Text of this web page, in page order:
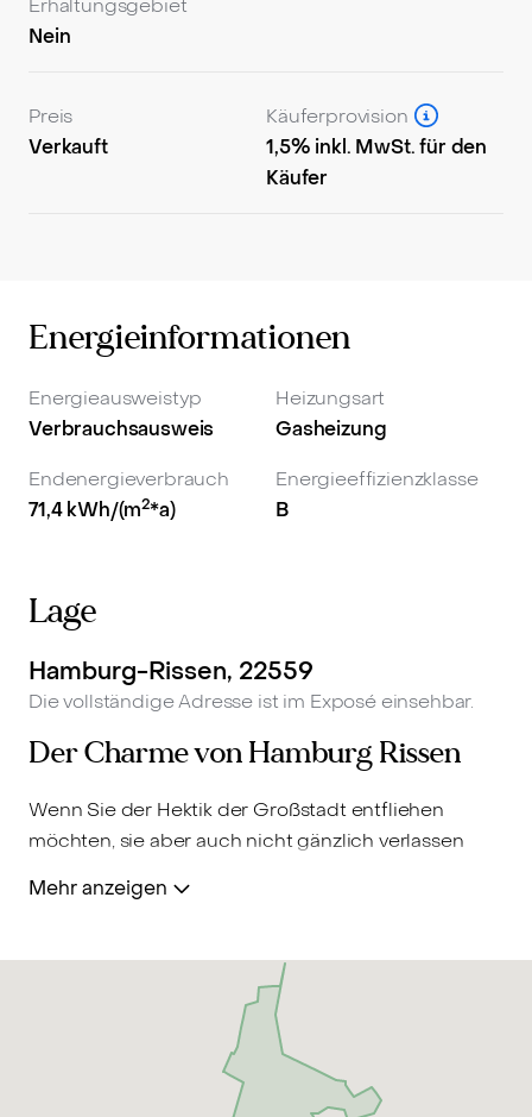
Nein
Preis
Verkauft
Käuferprovision
1,5% inkl. MwSt. für den
Käufer
Energieinformationen
Energieausweistyp
Verbrauchsausweis
Heizungsart
Gasheizung
Endenergieverbrauch
71,4kWh/(m2*a)
Energieeffizienzklasse
B
Lage
Hamburg-Rissen, 22559
Die vollständige Adresse ist im Exposé einsehbar.
Der Charme von Hamburg Rissen
Wenn Sie der Hektik der Großstadt entfliehen
möchten, sie aber auch nicht gänzlich verlassen
empfehlenswert. Genau dies bietet der sehr
landschaftlich reizvoll als auch infrastrukturell gut
angebunden ist. Ruhige Wohnlagen und viele
Angebote für Kinder machen Rissen zu einem
Hamburger Stadtteil, der bei Familien besonders
beliebt ist. Die gute Erreichbarkeit der umliegenden
Mehr anzeigen